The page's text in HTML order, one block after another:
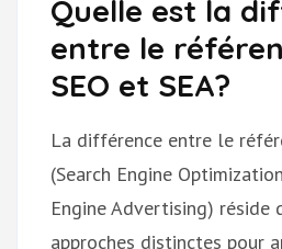
Quelle est la
entre le
SEO et SEA?
La différence entre le
(Search Engine
Engine Advertising) réside
approches distinctes pour